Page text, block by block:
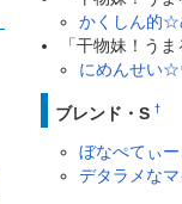
かくしん的☆
「干物妹！うま
にめんせい☆
ブレンド・S †
ぼなぺてぃ
デタラメな